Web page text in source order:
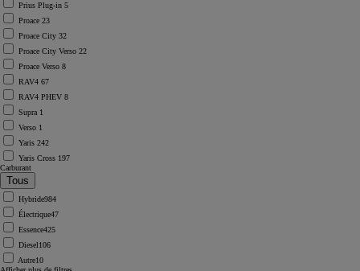
Prius Plug-in 5
Proace 23
Proace City 32
Proace City Verso 22
Proace Verso 8
RAV4 67
RAV4 PHEV 8
Supra 1
Verso 1
Yaris 242
Yaris Cross 197
Carburant
Hybride984
Électrique47
Essence425
Diesel106
Autre10